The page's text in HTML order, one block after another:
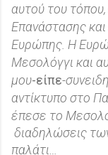
αυτού του
Επανάστασης
Ευρώπης. Η
Μεσολόγγι και
μου-είπε-
αντίκτυπο στο
έπεσε το
διαδηλώσεις
παλάτι…